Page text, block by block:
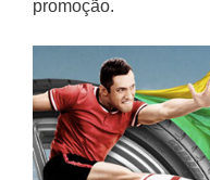
promoção.